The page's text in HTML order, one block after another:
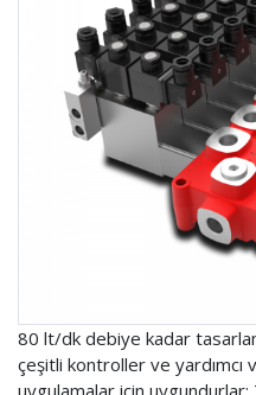
80 lt/dk debiye kadar
çeşitli kontroller ve
uygulamalar için